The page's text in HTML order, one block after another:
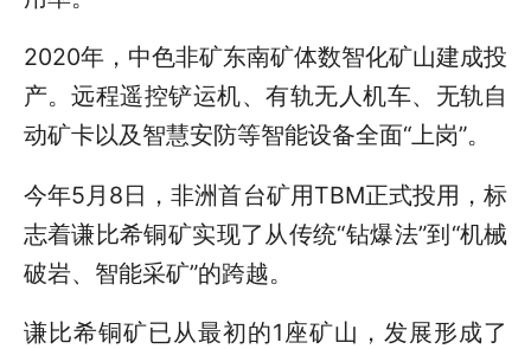
2020年，中色非矿东南矿体数智化矿山建成投
产。远程遥控铲运机、有轨无人机车、无轨自
动矿卡以及智慧安防等智能设备全面“上岗”。
今年5月8日，非洲首台矿用TBM正式投用，标
志着谦比希铜矿实现了从传统“钻爆法”到“机械
破岩、智能采矿”的跨越。
谦比希铜矿已从最初的1座矿山，发展形成了